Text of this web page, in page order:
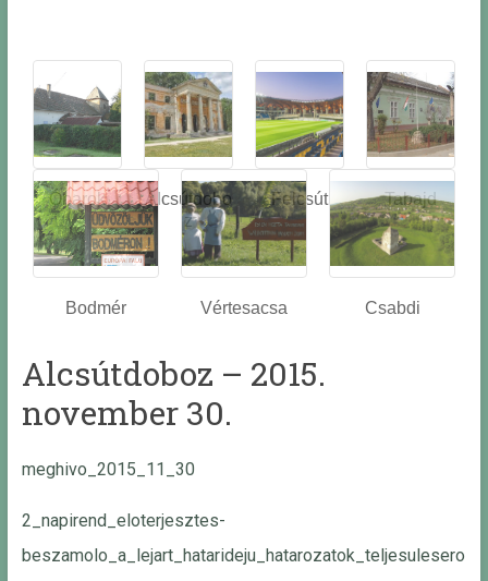
Óbarok
Alcsútdobo
z
Felcsút Tabajd
Bodmér Vértesacsa Csabdi
Alcsútdoboz – 2015.
november 30.
meghivo_2015_11_30
2_napirend_eloterjesztes-
beszamolo_a_lejart_hatarideju_hatarozatok_teljesulesero